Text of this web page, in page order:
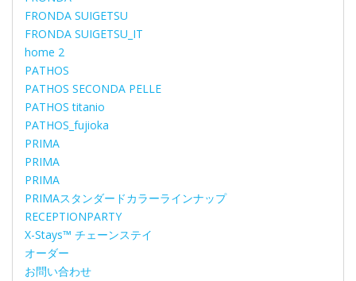
FRONDA SUIGETSU
FRONDA SUIGETSU_IT
home 2
PATHOS
PATHOS SECONDA PELLE
PATHOS titanio
PATHOS_fujioka
PRIMA
PRIMA
PRIMA
PRIMAスタンダードカラーラインナップ
RECEPTIONPARTY
X-Stays™ チェーンステイ
オーダー
お問い合わせ